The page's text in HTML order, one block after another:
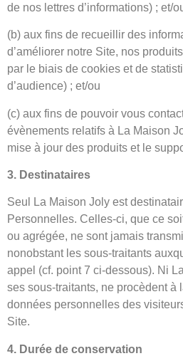
de nos lettres d’informations) ; et/
(b) aux fins de recueillir des
d’améliorer notre Site, nos
par le biais de cookies et de
d’audience) ; et/ou
(c) aux fins de pouvoir vous
évènements relatifs à La Maison
mise à jour des produits et le
3. Destinataires
Seul La Maison Joly est
Personnelles. Celles-ci, que ce
ou agrégée, ne sont jamais
nonobstant les sous-traitants
appel (cf. point 7 ci-dessous). Ni
ses sous-traitants, ne procèdent à
données personnelles des
Site.
4. Durée de conservation